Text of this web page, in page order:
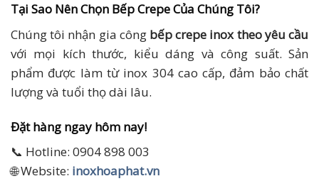
Tại Sao Nên Chọn Bếp Crepe Của Chúng Tôi?
Chúng tôi nhận gia công bếp crepe inox theo yêu cầu
với mọi kích thước, kiểu dáng và công suất. Sản
phẩm được làm từ inox 304 cao cấp, đảm bảo chất
lượng và tuổi thọ dài lâu.
Đặt hàng ngay hôm nay!
📞 Hotline: 0904 898 003
🌐 Website: inoxhoaphat.vn